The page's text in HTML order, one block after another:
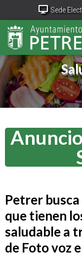
Sede
Portal
Petrer
que tienen
saludable a
de Foto voz